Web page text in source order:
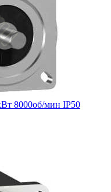
8000об/мин IP50